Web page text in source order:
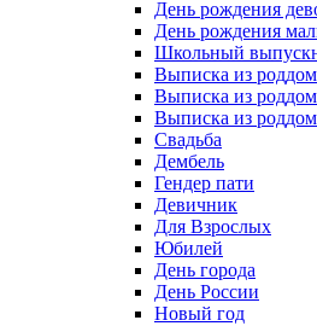
День рождения
День рождения
Школьный
Выписка из
Выписка из
Выписка из
Свадьба
Дембель
Гендер пати
Девичник
Для Взрослых
Юбилей
День города
День России
Новый год